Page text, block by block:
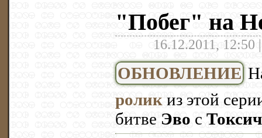
"Побег" на
16.12.2011, 12:50
ОБНОВЛЕНИЕ
ролик из этой
битве Эво с